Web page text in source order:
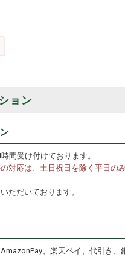
ョン
間受け付けております。
対応は、土日祝日を除く平日のみ
ただいております。
、楽天ペイ、代引き、